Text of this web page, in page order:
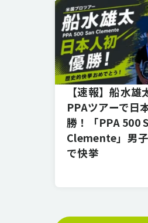
【速報】船水雄
PPAツアーで日
勝！「PPA 500
Clemente」男
で快挙